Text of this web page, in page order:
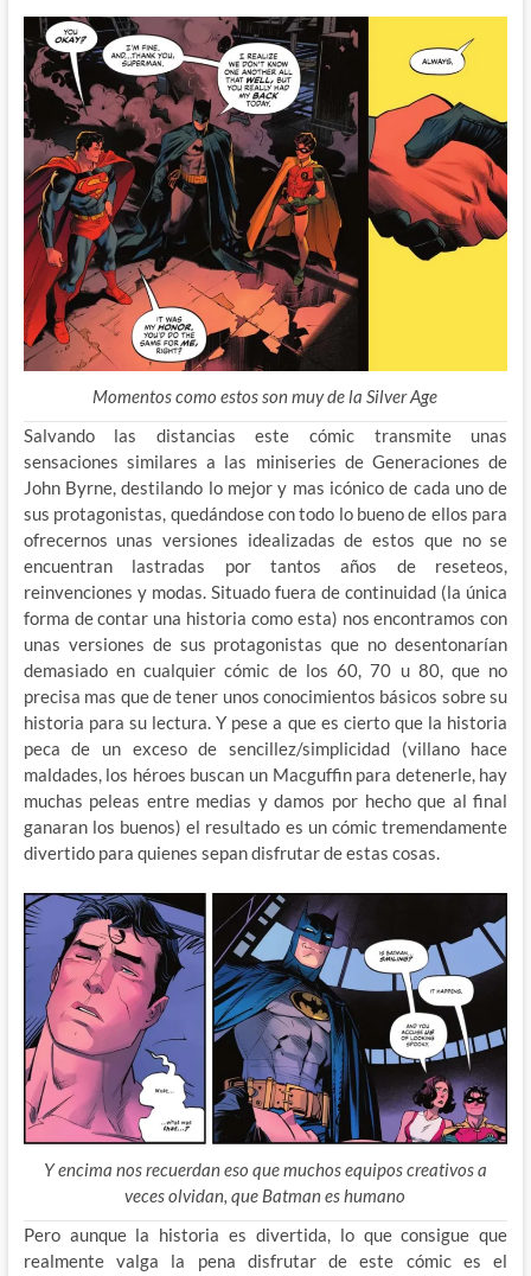
Momentos como estos son muy de la Silver Age
Salvando las distancias este cómic transmite unas
sensaciones similares a las miniseries de Generaciones de
John Byrne, destilando lo mejor y mas icónico de cada uno de
sus protagonistas, quedándose con todo lo bueno de ellos para
ofrecernos unas versiones idealizadas de estos que no se
encuentran lastradas por tantos años de reseteos,
reinvenciones y modas. Situado fuera de continuidad (la única
forma de contar una historia como esta) nos encontramos con
unas versiones de sus protagonistas que no desentonarían
demasiado en cualquier cómic de los 60, 70 u 80, que no
precisa mas que de tener unos conocimientos básicos sobre su
historia para su lectura. Y pese a que es cierto que la historia
peca de un exceso de sencillez/simplicidad (villano hace
maldades, los héroes buscan un Macguffin para detenerle, hay
muchas peleas entre medias y damos por hecho que al final
ganaran los buenos) el resultado es un cómic tremendamente
divertido para quienes sepan disfrutar de estas cosas.
Y encima nos recuerdan eso que muchos equipos creativos a
veces olvidan, que Batman es humano
Pero aunque la historia es divertida, lo que consigue que
realmente valga la pena disfrutar de este cómic es el